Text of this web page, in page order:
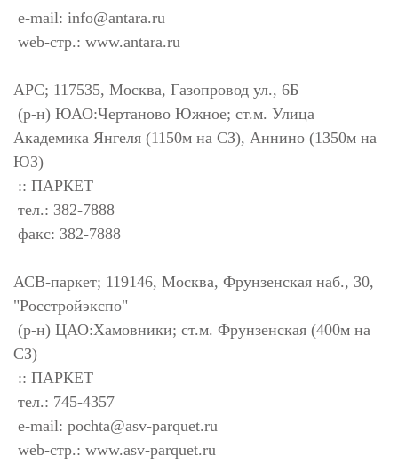
e-mail: info@antara.ru
web-стр.: www.antara.ru
АРС; 117535, Москва, Газопровод ул., 6Б
(р-н) ЮАО:Чертаново Южное; ст.м. Улица
Академика Янгеля (1150м на СЗ), Аннино (1350м на
ЮЗ)
:: ПАРКЕТ
тел.: 382-7888
факс: 382-7888
АСВ-паркет; 119146, Москва, Фрунзенская наб., 30,
"Росстройэкспо"
(р-н) ЦАО:Хамовники; ст.м. Фрунзенская (400м на
СЗ)
:: ПАРКЕТ
тел.: 745-4357
e-mail: pochta@asv-parquet.ru
web-стр.: www.asv-parquet.ru